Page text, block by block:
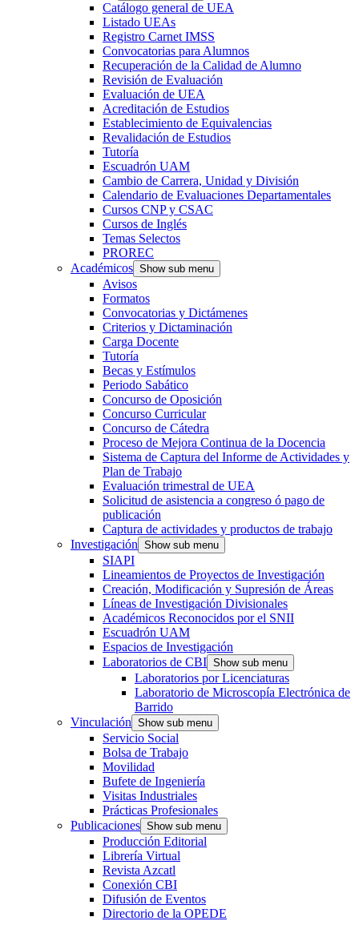
Catálogo general de UEA
Listado UEAs
Registro Carnet IMSS
Convocatorias para Alumnos
Recuperación de la Calidad de Alumno
Revisión de Evaluación
Evaluación de UEA
Acreditación de Estudios
Establecimiento de Equivalencias
Revalidación de Estudios
Tutoría
Escuadrón UAM
Cambio de Carrera, Unidad y División
Calendario de Evaluaciones Departamentales
Cursos CNP y CSAC
Cursos de Inglés
Temas Selectos
PROREC
Académicos Show sub menu
Avisos
Formatos
Convocatorias y Dictámenes
Criterios y Dictaminación
Carga Docente
Tutoría
Becas y Estímulos
Periodo Sabático
Concurso de Oposición
Concurso Curricular
Concurso de Cátedra
Proceso de Mejora Continua de la Docencia
Sistema de Captura del Informe de Actividades y
Plan de Trabajo
Evaluación trimestral de UEA
Solicitud de asistencia a congreso ó pago de
publicación
Captura de actividades y productos de trabajo
Investigación Show sub menu
SIAPI
Lineamientos de Proyectos de Investigación
Creación, Modificación y Supresión de Áreas
Líneas de Investigación Divisionales
Académicos Reconocidos por el SNII
Escuadrón UAM
Espacios de Investigación
Laboratorios de CBI Show sub menu
Laboratorios por Licenciaturas
Laboratorio de Microscopía Electrónica de
Barrido
Vinculación Show sub menu
Servicio Social
Bolsa de Trabajo
Movilidad
Bufete de Ingeniería
Visitas Industriales
Prácticas Profesionales
Publicaciones Show sub menu
Producción Editorial
Librería Virtual
Revista Azcatl
Conexión CBI
Difusión de Eventos
Directorio de la OPEDE